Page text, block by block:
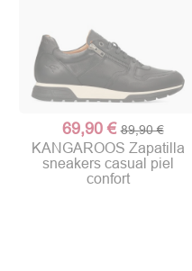
69,90 € 89,90 €
KANGAROOS Zapatilla
sneakers casual piel
confort